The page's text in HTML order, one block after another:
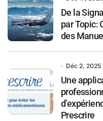
De la
par Topic:
des
Déc 2, 2025
Une
Prescrire